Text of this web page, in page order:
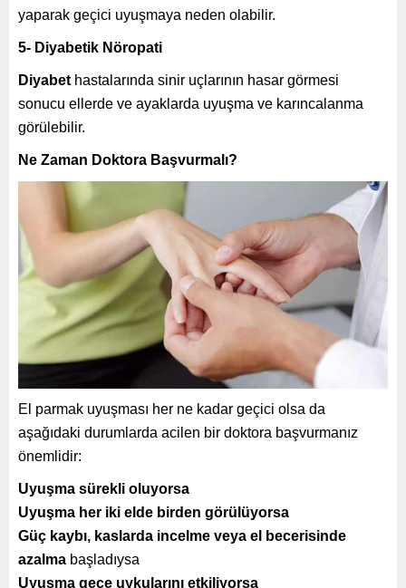
yaparak geçici uyuşmaya neden olabilir.
5- Diyabetik Nöropati
Diyabet hastalarında sinir uçlarının hasar görmesi
sonucu ellerde ve ayaklarda uyuşma ve karıncalanma
görülebilir.
Ne Zaman Doktora Başvurmalı?
El parmak uyuşması her ne kadar geçici olsa da
aşağıdaki durumlarda acilen bir doktora başvurmanız
önemlidir:
Uyuşma sürekli oluyorsa
Uyuşma her iki elde birden görülüyorsa
Güç kaybı, kaslarda incelme veya el becerisinde
azalma başladıysa
Uyuşma gece uykularını etkiliyorsa